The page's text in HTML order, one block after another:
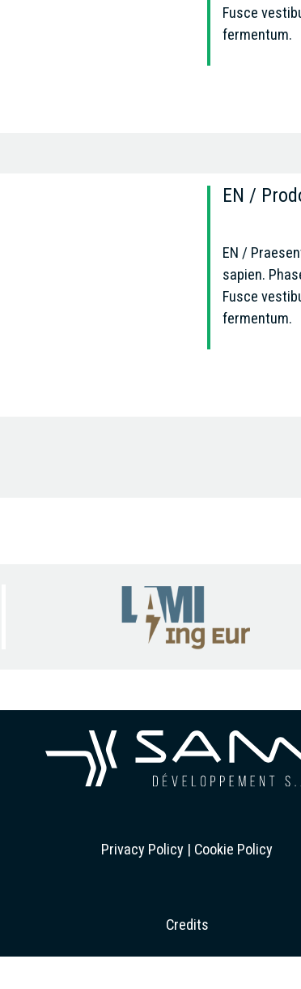
Fusce
fermentum.
EN /
EN /
sapien.
Fusce
fermentum.
Privacy Policy | Cookie Policy
Credits